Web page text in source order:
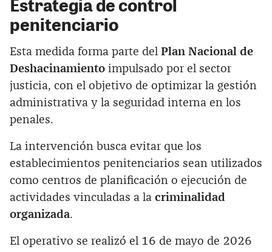
penitenciario
Esta medida forma parte del Plan Nacional de
Deshacinamiento impulsado por el sector
justicia, con el objetivo de optimizar la gestión
administrativa y la seguridad interna en los
penales.
La intervención busca evitar que los
establecimientos penitenciarios sean utilizados
como centros de planificación o ejecución de
actividades vinculadas a la criminalidad
organizada.
El operativo se realizó el 16 de mayo de 2026